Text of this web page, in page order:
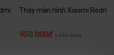
Thay màn hình Xiaomi Redmi
950.000đ 1.090.000đ